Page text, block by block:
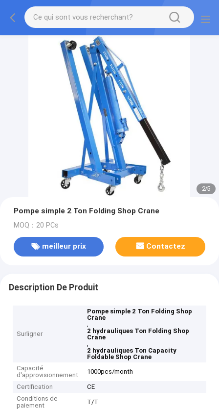
2/5
Pompe simple 2 Ton Folding Shop Crane
MOQ：20 PCs
meilleur prix Contactez
Description De Produit
Surligner
Pompe simple 2 Ton Folding Shop
Crane
,
2 hydrauliques Ton Folding Shop
Crane
,
2 hydrauliques Ton Capacity
Foldable Shop Crane
Capacité
d'approvisionnement
1000pcs/month
Certification
CE
Conditions de
paiement
T/T